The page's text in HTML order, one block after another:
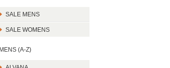
SALE MENS
SALE WOMENS
MENS (A-Z)